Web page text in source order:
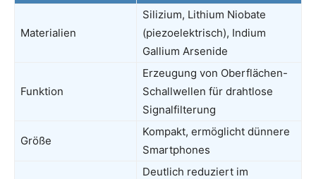
Materialien
Silizium, Lithium Niobate
(piezoelektrisch), Indium
Gallium Arsenide
Funktion
Erzeugung von Oberflächen-
Schallwellen für drahtlose
Signalfilterung
Größe
Kompakt, ermöglicht dünnere
Smartphones
Deutlich reduziert im